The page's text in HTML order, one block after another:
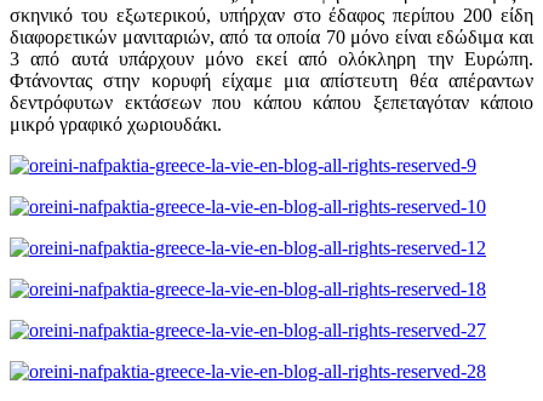
σκηνικό του εξωτερικού, υπήρχαν στο έδαφος περίπου 200 είδη
διαφορετικών μανιταριών, από τα οποία 70 μόνο είναι εδώδιμα και
3 από αυτά υπάρχουν μόνο εκεί από ολόκληρη την Ευρώπη.
Φτάνοντας στην κορυφή είχαμε μια απίστευτη θέα απέραντων
δεντρόφυτων εκτάσεων που κάπου κάπου ξεπεταγόταν κάποιο
μικρό γραφικό χωριουδάκι.